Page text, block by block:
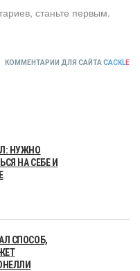
станьте первым.
КОММЕНТАРИИ ДЛЯ САЙТА CACKLE
НУЖНО
НА СЕБЕ И
СПОСОБ,